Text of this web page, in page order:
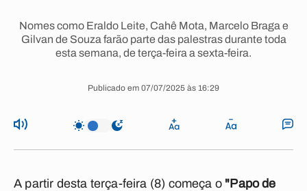
Nomes como Eraldo Leite, Cahê Mota, Marcelo Braga e
Gilvan de Souza farão parte das palestras durante toda
esta semana, de terça-feira a sexta-feira.
Publicado em 07/07/2025 às 16:29
A partir desta terça-feira (8) começa o "Papo de